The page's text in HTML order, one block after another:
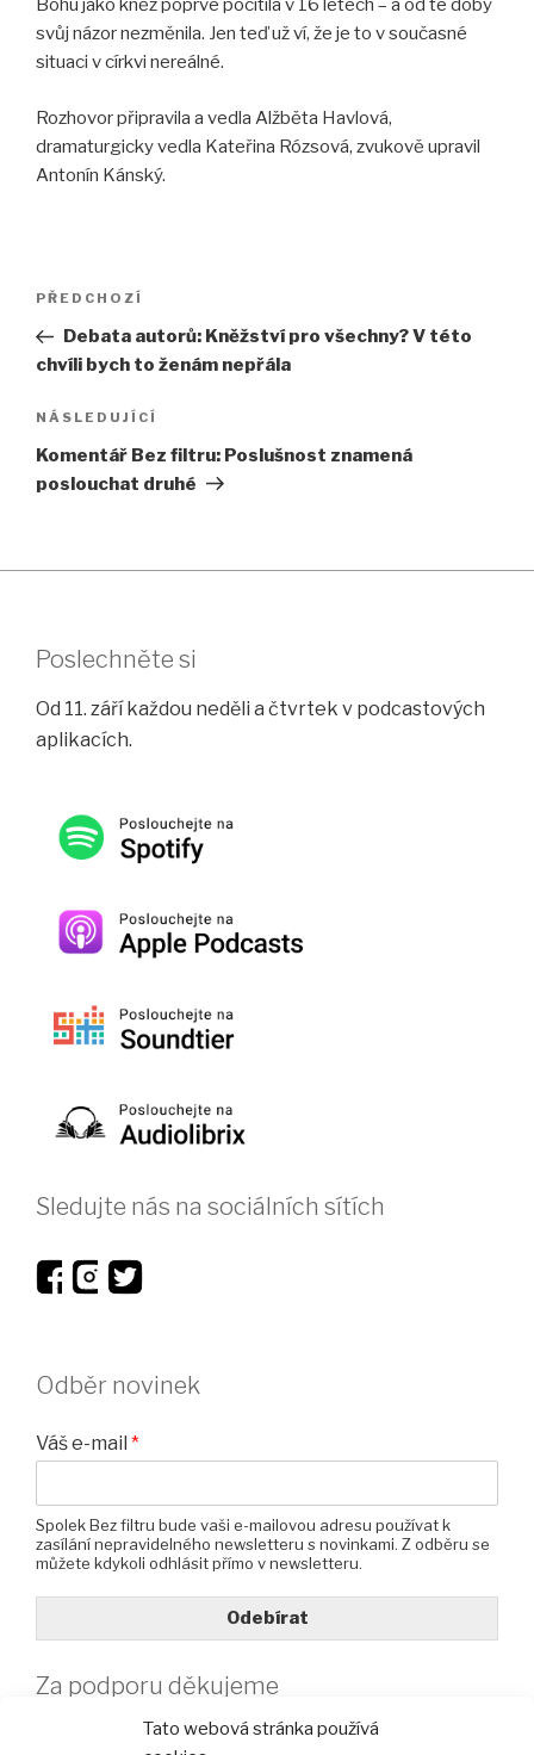
Tato webová stránka používá
Bohu jako kněz poprvé pocítila v 16 letech – a od té doby
svůj názor nezměnila. Jen teď už ví, že je to v současné
situaci v církvi nereálné.
Rozhovor připravila a vedla Alžběta Havlová,
dramaturgicky vedla Kateřina Rózsová, zvukově upravil
Antonín Kánský.
Navigace
příspěvek
Předchozí
příspěvek
PŘEDCHOZÍ
Debata autorů: Kněžství pro všechny? V této
chvíli bych to ženám nepřála
Následující
příspěvek
NÁSLEDUJÍCÍ
Komentář Bez filtru: Poslušnost znamená
poslouchat druhé
Poslechněte si
Od 11. září každou neděli a čtvrtek v podcastových
aplikacích.
Sledujte nás na sociálních sítích
Odběr novinek
Váš e-mail *
Spolek Bez filtru bude vaši e-mailovou adresu používat k
zasílání nepravidelného newsletteru s novinkami. Z odběru se
můžete kdykoli odhlásit přímo v newsletteru.
Odebírat
Za podporu děkujeme